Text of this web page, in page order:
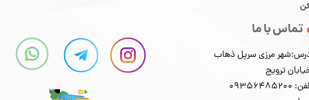
تماس با ما
مرزی سرپل ذهاب
ترویج